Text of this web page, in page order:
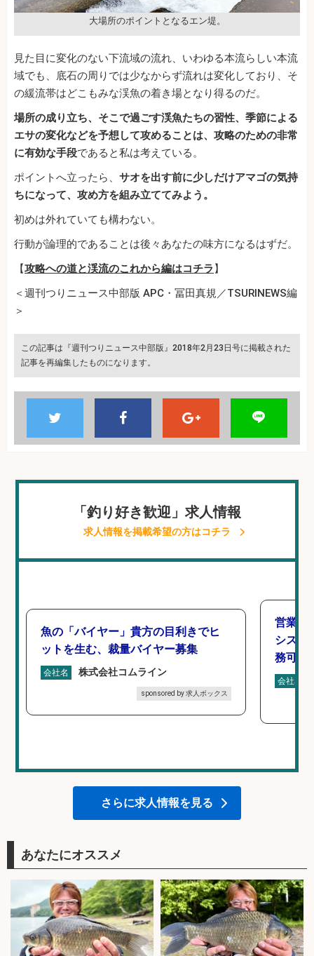
大場所のポイントとなるエン堤。
見た目に変化のない下流域の流れ、いわゆる本流らしい本流
域でも、底石の周りでは少なからず流れは変化しており、そ
の緩流帯はどこもみな渓魚の着き場となり得るのだ。
場所の成り立ち、そこで過ごす渓魚たちの習性、季節による
エサの変化などを予想して攻めることは、攻略のための非常
に有効な手段であると私は考えている。
ポイントへ立ったら、 サオを出す前に少しだけアマゴの気持
ちになって、攻め方を組み立ててみよう。
初めは外れていても構わない。
行動が論理的であることは後々あなたの味方になるはずだ。
【攻略への道と渓流のこれから編はコチラ】
＜週刊つりニュース中部版 APC・冨田真規／TSURINEWS編
＞
この記事は『週刊つりニュース中部版』2018年2月23日号に掲載された
記事を再編集したものになります。
「釣り好き歓迎」求人情報
求人情報を掲載希望の方はコチラ
魚の「バイヤー」貴方の目利きでヒ
ットを生む、裁量バイヤー募集
会社名 株式会社コムライン
sponsored by 求人ボックス
営業事
シスタ
務可/
会社名
さらに求人情報を見る
あなたにオススメ